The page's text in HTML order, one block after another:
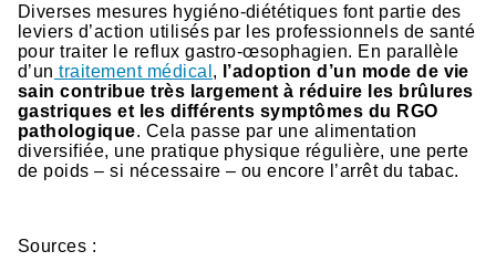
Diverses mesures hygiéno-diététiques font partie des
leviers d’action utilisés par les professionnels de santé
pour traiter le reflux gastro-œsophagien. En parallèle
d’un traitement médical , l’adoption d’un mode de vie
sain contribue très largement à réduire les brûlures
gastriques et les différents symptômes du RGO
pathologique. Cela passe par une alimentation
diversifiée, une pratique physique régulière, une perte
de poids – si nécessaire – ou encore l’arrêt du tabac.
Sources :